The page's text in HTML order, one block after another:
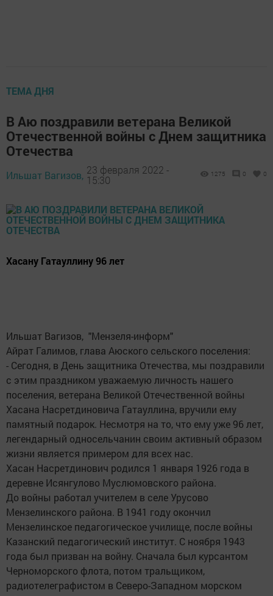
ТЕМА ДНЯ
В Аю поздравили ветерана Великой
Отечественной войны с Днем защитника
Отечества
Ильшат Вагизов, 23 февраля 2022 -
15:30
1275 0 0
Хасану Гатауллину 96 лет
Ильшат Вагизов, "Мензеля-информ"
Айрат Галимов, глава Аюского сельского поселения:
- Сегодня, в День защитника Отечества, мы поздравили
с этим праздником уважаемую личность нашего
поселения, ветерана Великой Отечественной войны
Хасана Насретдиновича Гатауллина, вручили ему
памятный подарок. Несмотря на то, что ему уже 96 лет,
легендарный односельчанин своим активный образом
жизни является примером для всех нас.
Хасан Насретдинович родился 1 января 1926 года в
деревне Исянгулово Муслюмовского района.
До войны работал учителем в селе Урусово
Мензелинского района. В 1941 году окончил
Мензелинское педагогическое училище, после войны
Казанский педагогический институт. С ноября 1943
года был призван на войну. Сначала был курсантом
Черноморского флота, потом тральщиком,
радиотелеграфистом в Северо-Западном морском